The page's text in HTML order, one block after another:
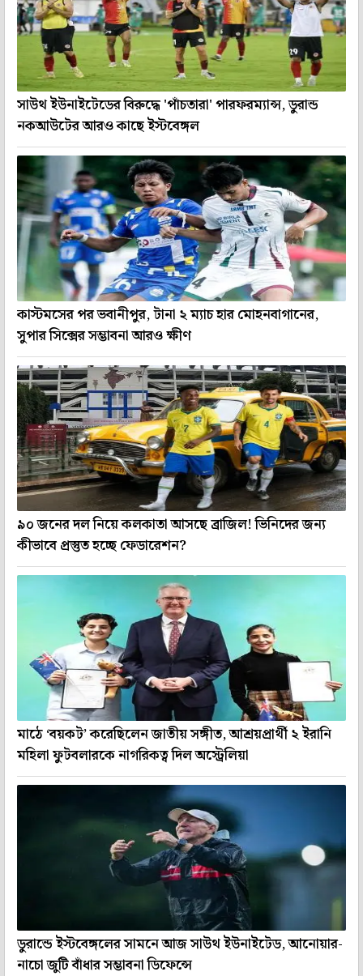
সাউথ ইউনাইটেডের বিরুদ্ধে 'পাঁচতারা' পারফরম্যান্স, ডুরান্ড
নকআউটের আরও কাছে ইস্টবেঙ্গল
কাস্টমসের পর ভবানীপুর, টানা ২ ম্যাচ হার মোহনবাগানের,
সুপার সিক্সের সম্ভাবনা আরও ক্ষীণ
৯০ জনের দল নিয়ে কলকাতা আসছে ব্রাজিল! ভিনিদের জন্য
কীভাবে প্রস্তুত হচ্ছে ফেডারেশন?
মাঠে ‘বয়কট’ করেছিলেন জাতীয় সঙ্গীত, আশ্রয়প্রার্থী ২ ইরানি
মহিলা ফুটবলারকে নাগরিকত্ব দিল অস্ট্রেলিয়া
ডুরান্ডে ইস্টবেঙ্গলের সামনে আজ সাউথ ইউনাইটেড, আনোয়ার-
নাচো জুটি বাঁধার সম্ভাবনা ডিফেন্সে